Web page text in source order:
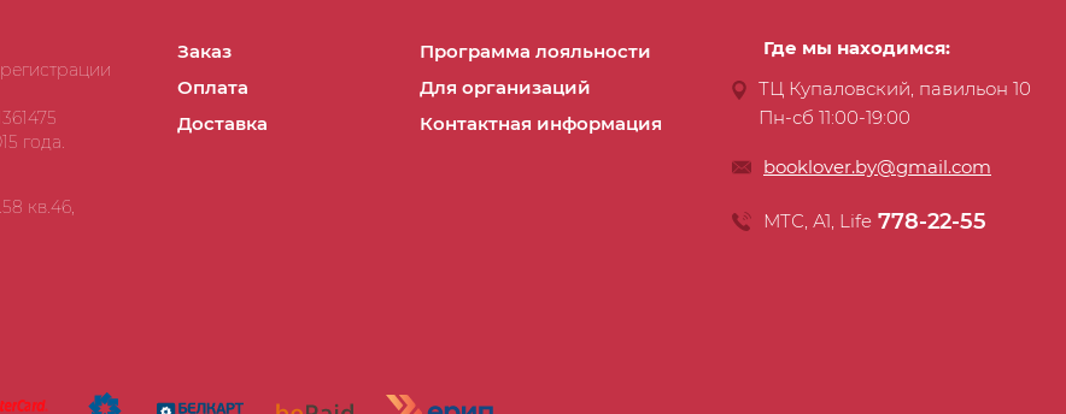
года.
кв.46,
Заказ
Оплата
Доставка
Программа лояльности
Для организаций
Контактная информация
Где мы находимся:
ТЦ Купаловский, павильон 10
Пн-сб 11:00-19:00
booklover.by@gmail.com
МТС, А1, Life 778-22-55